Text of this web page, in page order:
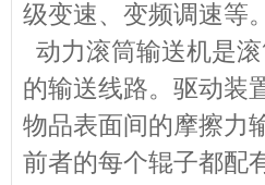
级变速、变频调速等
动力滚筒输送机是
的输送线路。驱动装
物品表面间的摩擦力
前者的每个辊子都配